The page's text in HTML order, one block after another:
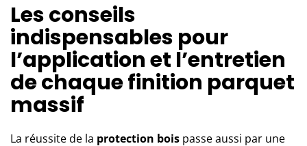
Les conseils
indispensables pour
l’application et l’entretien
de chaque finition parquet
massif
La réussite de la protection bois passe aussi par une